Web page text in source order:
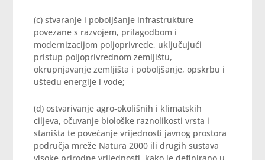
(c) stvaranje i poboljšanje infrastrukture
povezane s razvojem, prilagodbom i
modernizacijom poljoprivrede, uključujući
pristup poljoprivrednom zemljištu,
okrupnjavanje zemljišta i poboljšanje, opskrbu i
uštedu energije i vode;
(d) ostvarivanje agro-okolišnih i klimatskih
ciljeva, očuvanje biološke raznolikosti vrsta i
staništa te povećanje vrijednosti javnog prostora
područja mreže Natura 2000 ili drugih sustava